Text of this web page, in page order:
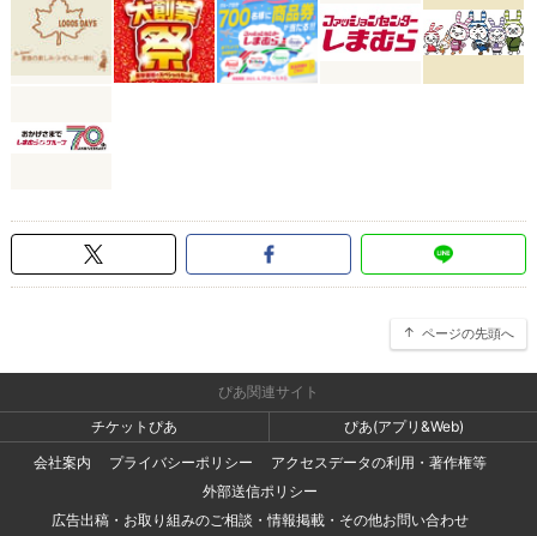
ページの先頭へ
ぴあ関連サイト
チケットぴあ
ぴあ(アプリ&Web)
会社案内
プライバシーポリシー
アクセスデータの利用・著作権等
外部送信ポリシー
広告出稿・お取り組みのご相談・情報掲載・その他お問い合わせ